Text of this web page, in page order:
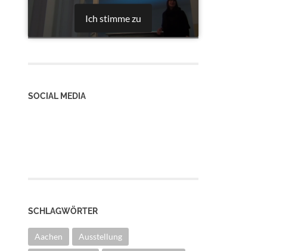
Ich stimme zu
SOCIAL MEDIA
SCHLAGWÖRTER
Aachen Ausstellung